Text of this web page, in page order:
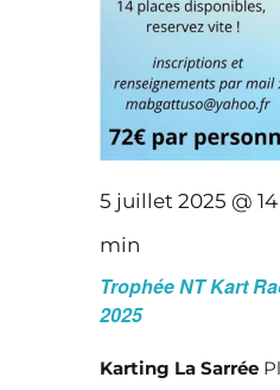
5 juillet 2025 @
min
Trophée NT Kart
2025
Karting La Sarrée